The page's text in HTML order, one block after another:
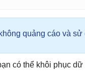
quảng cáo và sử
có thể khôi phục